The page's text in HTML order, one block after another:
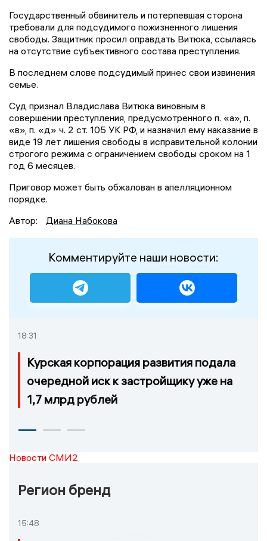
Государственный обвинитель и потерпевшая сторона
требовали для подсудимого пожизненного лишения
свободы. Защитник просил оправдать Витюка, ссылаясь
на отсутствие субъективного состава преступления.
В последнем слове подсудимый принес свои извинения
семье.
Суд признал Владислава Витюка виновным в
совершении преступления, предусмотренного п. «а», п.
«в», п. «д» ч. 2 ст. 105 УК РФ, и назначил ему наказание в
виде 19 лет лишения свободы в исправительной колонии
строгого режима с ограничением свободы сроком на 1
год 6 месяцев.
Приговор может быть обжалован в апелляционном
порядке.
Автор:
Диана Набокова
Комментируйте наши новости:
18:31
Курская корпорация развития подала
очередной иск к застройщику уже на
1,7 млрд рублей
Новости СМИ2
Регион бренд
15:48